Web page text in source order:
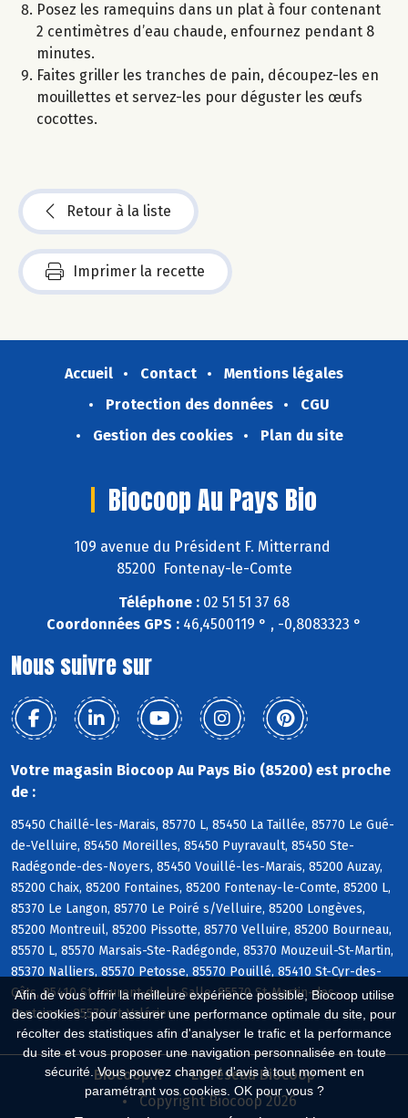
Afin de vous offrir la meilleure expérience possible, Biocoop utilise
des cookies : pour assurer une performance optimale du site, pour
récolter des statistiques afin d'analyser le trafic et la performance
du site et vous proposer une navigation personnalisée en toute
sécurité. Vous pouvez changer d'avis à tout moment en
paramétrant vos cookies. OK pour vous ?
Posez les ramequins dans un plat à four contenant
2 centimètres d’eau chaude, enfournez pendant 8
minutes.
Faites griller les tranches de pain, découpez-les en
mouillettes et servez-les pour déguster les œufs
cocottes.
Retour à la liste
Imprimer la recette
Accueil Contact
Mentions légales
Protection des données
CGU
Gestion des cookies
Plan du site
Biocoop Au Pays Bio
109 avenue du Président F. Mitterrand
85200 Fontenay-le-Comte
Téléphone : 02 51 51 37 68
Coordonnées GPS : 46,4500119 ° , -0,8083323 °
Nous suivre sur
Votre magasin Biocoop Au Pays Bio (85200) est proche
de :
85450 Chaillé-les-Marais, 85770 L, 85450 La Taillée, 85770 Le Gué-
de-Velluire, 85450 Moreilles, 85450 Puyravault, 85450 Ste-
Radégonde-des-Noyers, 85450 Vouillé-les-Marais, 85200 Auzay,
85200 Chaix, 85200 Fontaines, 85200 Fontenay-le-Comte, 85200 L,
85370 Le Langon, 85770 Le Poiré s/Velluire, 85200 Longèves,
85200 Montreuil, 85200 Pissotte, 85770 Velluire, 85200 Bourneau,
85570 L, 85570 Marsais-Ste-Radégonde, 85370 Mouzeuil-St-Martin,
85370 Nalliers, 85570 Petosse, 85570 Pouillé, 85410 St-Cyr-des-
Gâts, 85410 St-Laurent-de-la-Salle, 85570 St-Martin-des-
Fontaines, 85570 St-Valérien
Biocoop.fr
Le réseau Biocoop
Copyright Biocoop 2026